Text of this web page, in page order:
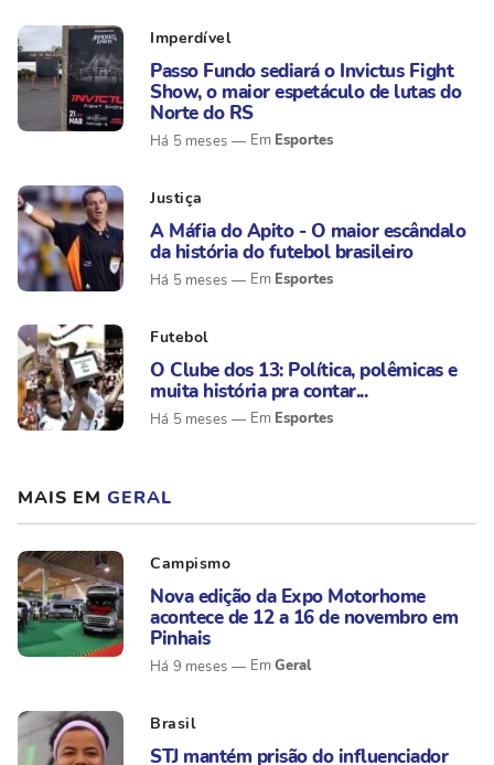
Imperdível
Passo Fundo sediará o Invictus Fight
Show, o maior espetáculo de lutas do
Norte do RS
Há 5 meses Esportes
Justiça
A Máfia do Apito - O maior escândalo
da história do futebol brasileiro
Há 5 meses Esportes
Futebol
O Clube dos 13: Política, polêmicas e
muita história pra contar...
Há 5 meses Esportes
MAIS EM GERAL
Campismo
Nova edição da Expo Motorhome
acontece de 12 a 16 de novembro em
Pinhais
Há 9 meses Geral
Brasil
STJ mantém prisão do influenciador